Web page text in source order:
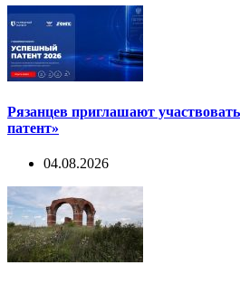
Рязанцев приглашают
патент»
04.08.2026